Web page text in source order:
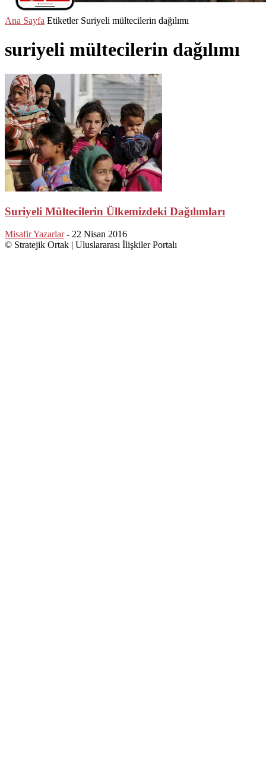
Ana Sayfa Etiketler Suriyeli mültecilerin dağılımı
suriyeli mültecilerin dağılımı
Suriyeli Mültecilerin Ülkemizdeki Dağılımları
Misafir Yazarlar - 22 Nisan 2016
© Stratejik Ortak | Uluslararası İlişkiler Portalı